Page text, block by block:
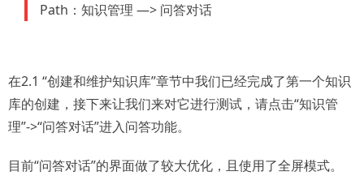
Path：知识管理 —> 问答对话
在2.1 “创建和维护知识库”章节中我们已经完成了第一个知识
库的创建，接下来让我们来对它进行测试，请点击“知识管
理”->“问答对话”进入问答功能。
目前“问答对话”的界面做了较大优化，且使用了全屏模式。